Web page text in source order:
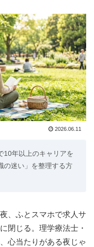
2026.06.11
10年以上のキャリアを
の迷い」を整理する方
、ふとスマホで求人サ
閉じる。理学療法士・
心当たりがある夜じゃ